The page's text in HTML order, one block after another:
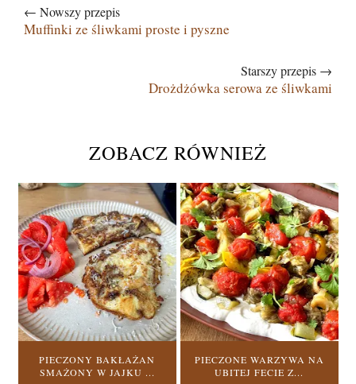
← Nowszy przepis
Muffinki ze śliwkami proste i pyszne
Starszy przepis →
Drożdżówka serowa ze śliwkami
ZOBACZ RÓWNIEŻ
PIECZONY BAKŁAŻAN
SMAŻONY W JAJKU ...
PIECZONE WARZYWA NA
UBITEJ FECIE Z...